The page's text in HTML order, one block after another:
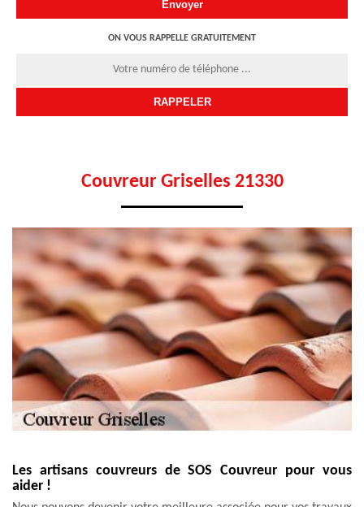
ON VOUS RAPPELLE GRATUITEMENT
Couvreur Griselles 21330
Les artisans couvreurs de SOS Couvreur pour vous
aider !